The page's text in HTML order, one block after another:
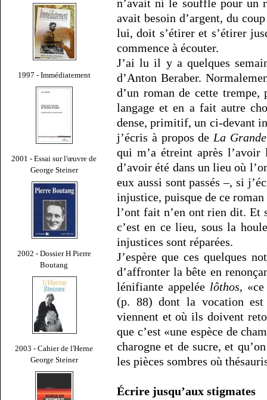
1997 - Immédiatement
2001 - Essai sur l'œuvre de
George Steiner
2002 - Dossier H Pierre
Boutang
2003 - Cahier de l'Herne
George Steiner
n’avait ni le souffle pour un
avait besoin d’argent, du
lui, doit s’étirer et s’étirer
commence à écouter.
J’ai lu il y a quelques
d’Anton Beraber.
d’un roman de cette trempe,
langage et en a fait autre
dense, primitif, un ci-devant
j’écris à propos de La
qui m’a étreint après
d’avoir été dans un lieu où
eux aussi sont passés –, si
injustice, puisque de ce
l’ont fait n’en ont rien dit. Et
c’est en ce lieu, sous la
injustices sont réparées.
J’espère que ces quelques
d’affronter la bête en
lénifiante appelée lôthos,
(p. 88) dont la vocation
viennent et où ils doivent
que c’est «une espèce de
charogne et de sucre, et
les pièces sombres où
Écrire jusqu’aux stigmates